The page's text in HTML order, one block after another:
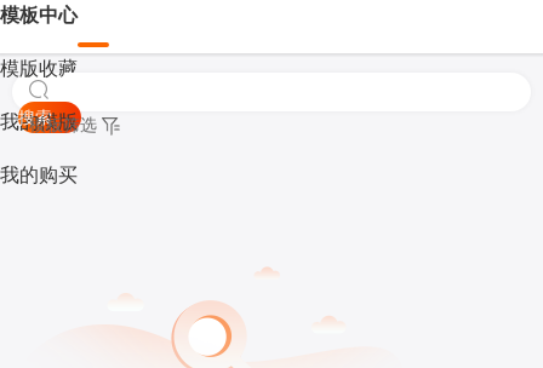
模板中心
模版收藏
我的模版
我的购买
搜索
模板筛选